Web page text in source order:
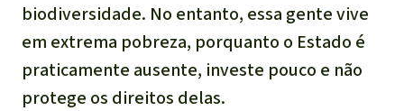
biodiversidade. No entanto, essa gente vive
em extrema pobreza, porquanto o Estado é
praticamente ausente, investe pouco e não
protege os direitos delas.